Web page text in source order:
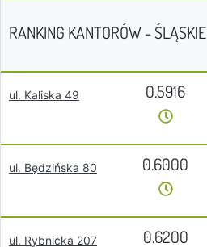
RANKING KANTORÓW - ŚLĄSKIE
ul. Kaliska 49 0.5916
ul. Będzińska 80 0.6000
ul. Rybnicka 207 0.6200